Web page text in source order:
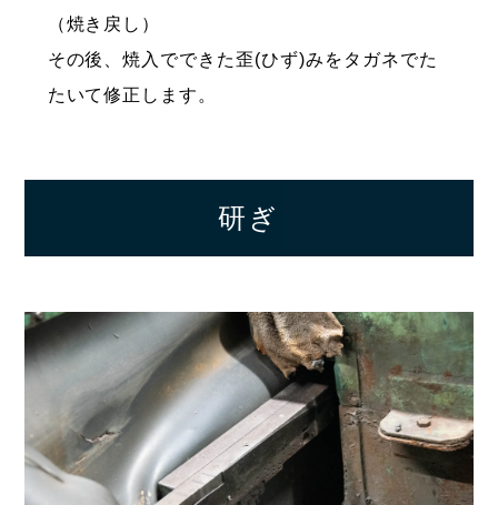
（焼き戻し）
その後、焼入でできた歪(ひず)みをタガネでた
たいて修正します。
研ぎ